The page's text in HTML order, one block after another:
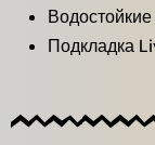
Подкладка